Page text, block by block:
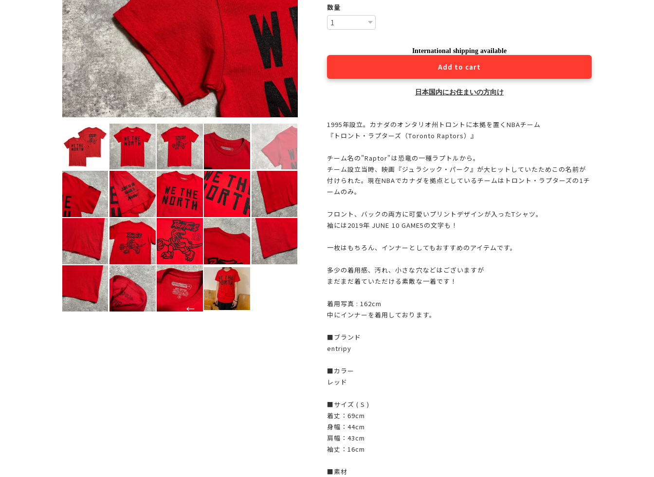
数量
International shipping available
Add to cart
日本国内にお住まいの方向け
1995年設立。カナダのオンタリオ州トロントに本拠を置くNBAチーム
『トロント・ラプターズ（Toronto Raptors）』
チーム名の"Raptor"は恐竜の一種ラプトルから。
チーム設立当時、映画『ジュラシック・パーク』が大ヒットしていたためこの名前が
付けられた。現在NBAでカナダを拠点としているチームはトロント・ラプターズの1チ
ームのみ。
フロント、バックの両方に可愛いプリントデザインが入ったTシャツ。
袖には2019年 JUNE 10 GAME5の文字も！
一枚はもちろん、インナーとしてもおすすめのアイテムです。
多少の着用感、汚れ、小さな穴などはございますが
まだまだ着ていただける素敵な一着です！
着用写真 : 162cm
中にインナーを着用しております。
■ブランド
entripy
■カラー
レッド
■サイズ ( S )
着丈：69cm
身幅：44cm
肩幅：43cm
袖丈：16cm
■素材